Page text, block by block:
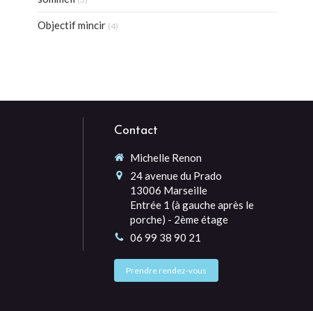
Objectif mincir (4)
Contact
Michelle Renon
24 avenue du Prado
13006 Marseille
Entrée 1 (à gauche après le
porche) - 2ème étage
06 99 38 90 21
Prendre rendez-vous